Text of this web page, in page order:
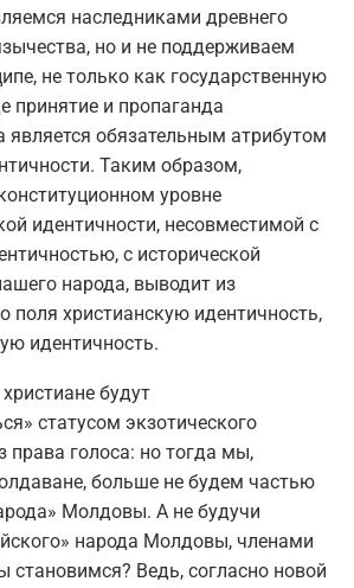
наследниками древнего
но и не поддерживаем
не только как государственную
принятие и пропаганда
является обязательным атрибутом
Таким образом,
уровне
идентичности, несовместимой с
с исторической
народа, выводит из
поля христианскую идентичность,
идентичность.
будут
статусом экзотического
права голоса: но тогда мы,
больше не будем частью
Молдовы. А не будучи
народа Молдовы, членами
становимся? Ведь, согласно новой